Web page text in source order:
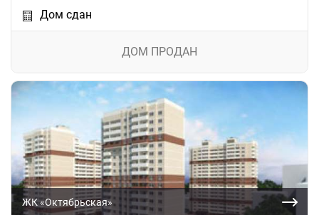
Дом сдан
ДОМ ПРОДАН
ЖК «Октябрьская»